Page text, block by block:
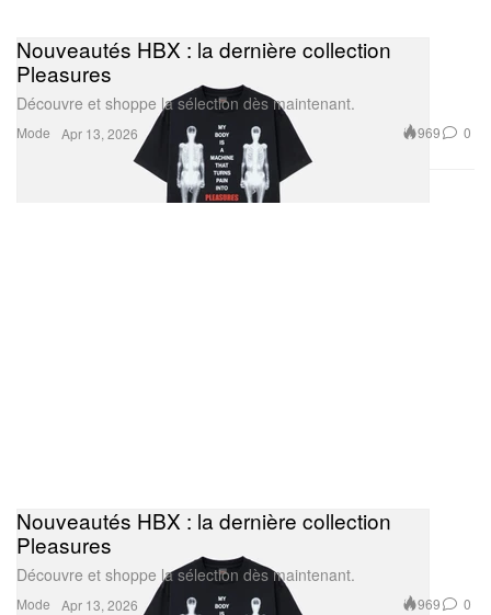
Mode
Nouveautés HBX : la dernière collection
Pleasures
Découvre et shoppe la sélection dès maintenant.
Apr 13, 2026 969 0
Mode
Nouveautés HBX : la dernière collection
Pleasures
Découvre et shoppe la sélection dès maintenant.
Apr 13, 2026 969 0